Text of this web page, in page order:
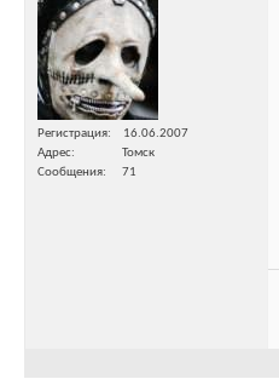
Регистрация
16.06.2007
Адрес
Томск
Сообщения
71